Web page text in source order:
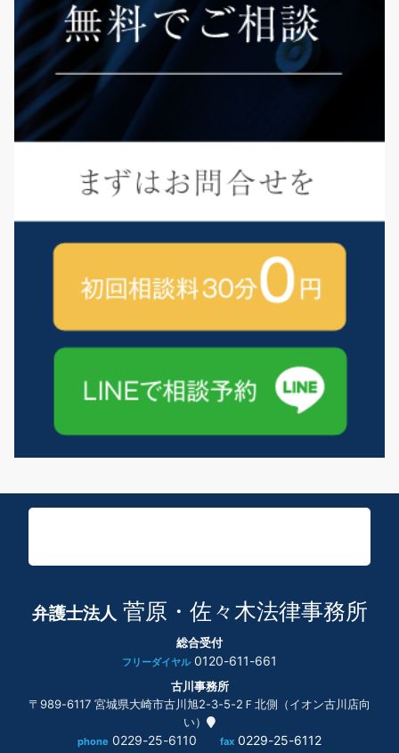
弁護士法人 菅原・佐々木法律事務所
総合受付
フリーダイヤル 0120-611-661
古川事務所
〒989-6117 宮城県大崎市古川旭2-3-5-2Ｆ北側（イオン古川店向
い）
phone 0229-25-6110 fax 0229-25-6112